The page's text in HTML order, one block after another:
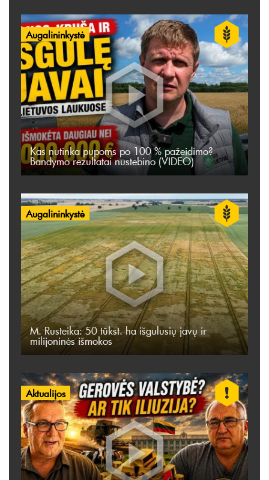
Augalininkystė
Kas nutinka pupoms po 100 % pažeidimo?
Bandymo rezultatai nustebino (VIDEO)
Augalininkystė
M. Rusteika: 50 tūkst. ha išgulusių javų ir
milijoninės išmokos
Aktualijos